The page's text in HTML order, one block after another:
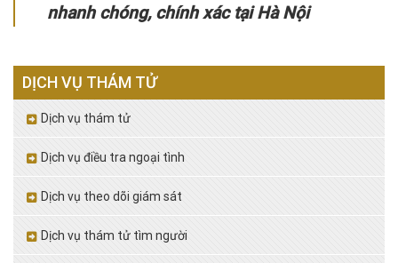
nhanh chóng, chính xác tại Hà Nội
DỊCH VỤ THÁM TỬ
Dịch vụ thám tử
Dịch vụ điều tra ngoại tình
Dịch vụ theo dõi giám sát
Dịch vụ thám tử tìm người